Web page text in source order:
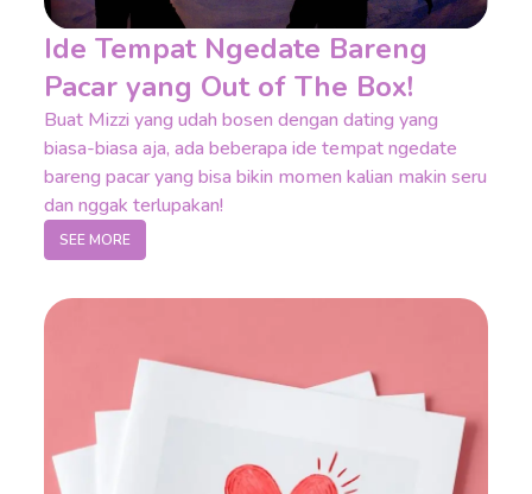
Ide Tempat Ngedate Bareng
Pacar yang Out of The Box!
Buat Mizzi yang udah bosen dengan dating yang
biasa-biasa aja, ada beberapa ide tempat ngedate
bareng pacar yang bisa bikin momen kalian makin seru
dan nggak terlupakan!
SEE MORE